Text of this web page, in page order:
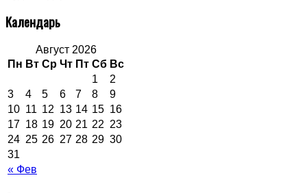
Календарь
Август 2026
Пн Вт Ср Чт Пт Сб Вс
« Фев
1
2
3
4 5 6 7 8
9
10 11 12 13 14 15 16
17 18 19 20 21 22 23
24 25 26 27 28 29 30
31